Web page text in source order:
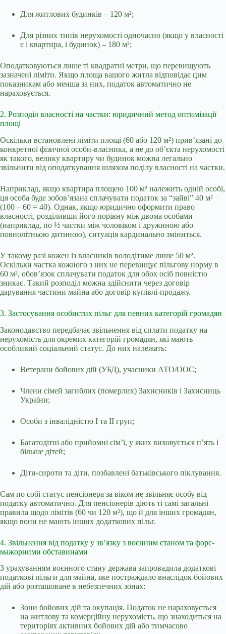
Для житлових будинків – 120 м²;
Для різних типів нерухомості одночасно (якщо у власності
є і квартира, і будинок) – 180 м²;
Оподатковуються лише ті квадратні метри, що перевищують
зазначені ліміти. Якщо площа вашого житла відповідає цим
показникам або менша за них, податок автоматично не
нараховується.
2. Розподіл власності на частки: юридичний метод оптимізації
площі
Оскільки встановлені ліміти площі (60 або 120 м²) прив’язані до
конкретної фізичної особи-власника, а не до об’єкта нерухомості
як такого, велику квартиру чи будинок можна легально
звільнити від оподаткування шляхом поділу власності на частки.
Наприклад, якщо квартира площею 100 м² належить одній особі,
ця особа буде зобов’язана сплачувати податок за “зайві” 40 м²
(100 – 60 = 40). Однак, якщо юридично оформити право
власності, розділивши його порівну між двома особами
(наприклад, по ½ частки між чоловіком і дружиною або
повнолітньою дитиною), ситуація кардинально зміниться.
У такому разі кожен із власників володітиме лише 50 м².
Оскільки частка кожного з них не перевищує пільгову норму в
60 м², обов’язок сплачувати податок для обох осіб повністю
зникає. Такий розподіл можна здійснити через договір
дарування частини майна або договір купівлі-продажу.
3. Застосування особистих пільг для певних категорій громадян
Законодавство передбачає звільнення від сплати податку на
нерухомість для окремих категорій громадян, які мають
особливий соціальний статус. До них належать:
Ветерани бойових дій (УБД), учасники АТО/ООС;
Члени сімей загиблих (померлих) Захисників і Захисниць
України;
Особи з інвалідністю I та II груп;
Багатодітні або прийомні сім’ї, у яких виховується п’ять і
більше дітей;
Діти-сироти та діти, позбавлені батьківського піклування.
Сам по собі статус пенсіонера за віком не звільняє особу від
податку автоматично. Для пенсіонерів діють ті самі загальні
правила щодо лімітів (60 чи 120 м²), що й для інших громадян,
якщо вони не мають інших додаткових пільг.
4. Звільнення від податку у зв’язку з воєнним станом та форс-
мажорними обставинами
З урахуванням воєнного стану держава запровадила додаткові
податкові пільги для майна, яке постраждало внаслідок бойових
дій або розташоване в небезпечних зонах:
Зони бойових дій та окупація. Податок не нараховується
на житлову та комерційну нерухомість, що знаходиться на
територіях активних бойових дій або тимчасово